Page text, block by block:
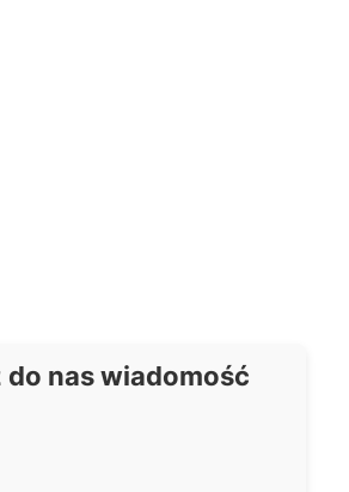
do nas wiadomość